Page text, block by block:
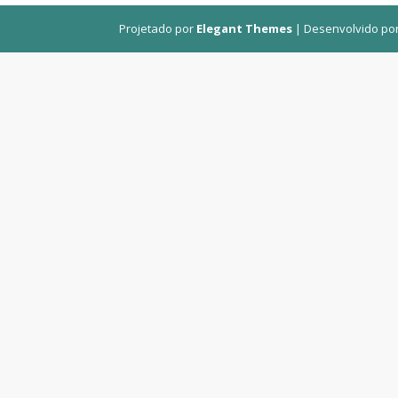
Projetado por Elegant Themes | Desenvolvido